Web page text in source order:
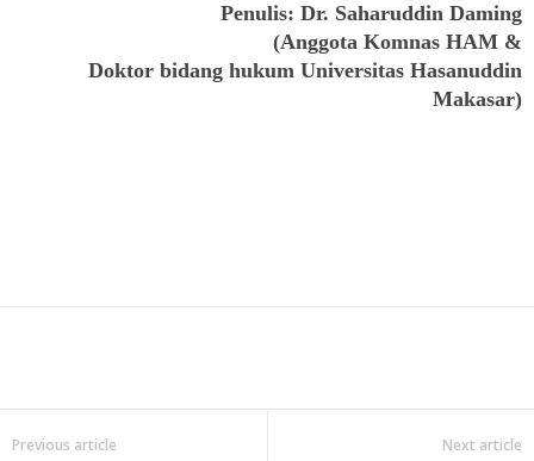
Penulis: Dr. Saharuddin Daming
(Anggota Komnas HAM &
Doktor bidang hukum Universitas Hasanuddin
Makasar)
Previous article Next article